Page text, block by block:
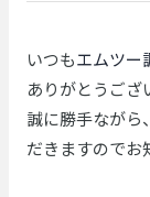
いつもエムツー
ありがとうござ
誠に勝手ながら
だきますのでお